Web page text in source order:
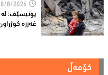
8/8/2026
غەززە
کۆمەڵ